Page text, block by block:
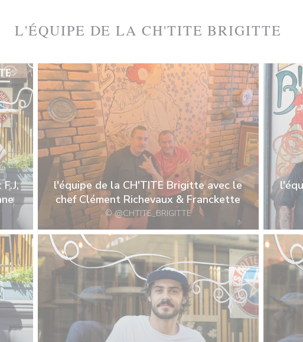
L'ÉQUIPE DE LA CH'TITE BRIGITTE
l'équipe de la CH'TITE Brigitte avec le
chef Clément Richevaux & Franckette
© @CHTITE_BRIGITTE